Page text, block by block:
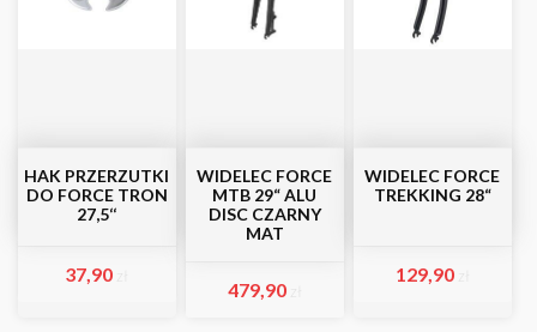
HAK PRZERZUTKI
DO FORCE TRON
27,5‘‘
37,90
WIDELEC FORCE
MTB 29“ ALU
DISC CZARNY
MAT
479,90
WIDELEC FORCE
TREKKING 28“
129,90